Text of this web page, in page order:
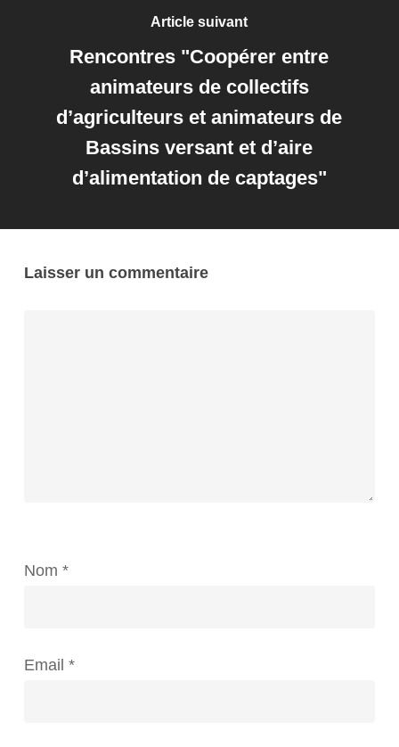
Article suivant
Rencontres "Coopérer entre
animateurs de collectifs
d’agriculteurs et animateurs de
Bassins versant et d’aire
d’alimentation de captages"
Laisser un commentaire
Nom *
Email *